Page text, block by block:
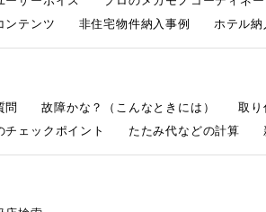
ンテンツ 非住宅物件納入事例 ホテル納
問 故障かな？（こんなときには） 取り
チェックポイント たたみ代などの計算